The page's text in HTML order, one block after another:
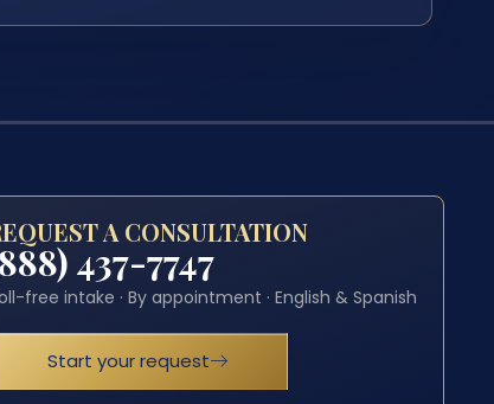
A CONSULTATION
437-7747
free intake · By appointment · English & Spanish
Start your request